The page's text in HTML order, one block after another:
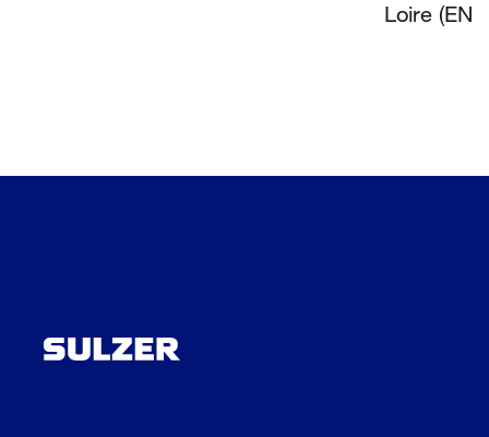
Loire (EN)